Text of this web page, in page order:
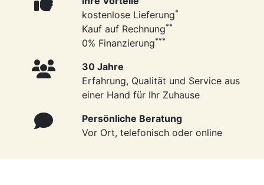
kostenlose Lieferung*
Kauf auf Rechnung**
0% Finanzierung***
30 Jahre
Erfahrung, Qualität und Service aus
einer Hand für Ihr Zuhause
Persönliche Beratung
Vor Ort, telefonisch oder online